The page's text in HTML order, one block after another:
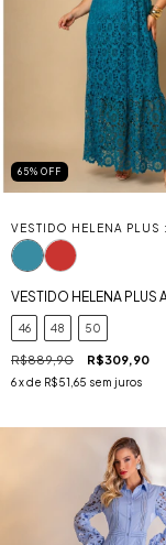
65% OFF
VESTIDO HELENA PLUS :
VESTIDO HELENA PLUS
46 48 50
R$889,90 R$309,90
6x de R$51,65 sem juros